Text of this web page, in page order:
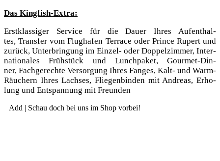
Das King­fi­sh-Extra:
Erst­klas­si­ger Ser­vice für die Dau­er Ihres Auf­ent­hal­
tes, Trans­fer vom Flug­ha­fen Ter­race oder Prin­ce Rupert und
zurück, Unter­brin­gung im Ein­zel- oder Dop­pel­zim­mer, Inter­
na­tio­na­les Früh­stück und Lunch­pa­ket, Gour­met-Din­
ner, Fach­ge­rech­te Ver­sor­gung Ihres Fan­ges, Kalt- und Warm-
Räu­chern Ihres Lach­ses, Flie­gen­bin­den mit Andre­as, Erho­
lung und Ent­span­nung mit Freunden
Add | Schau doch bei uns im Shop vorbei!